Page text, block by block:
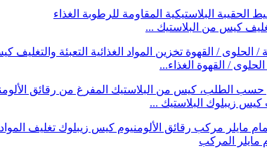
كيس من البلاستيك ...
زيبلوك البلاستيك ...
مايلر المركب